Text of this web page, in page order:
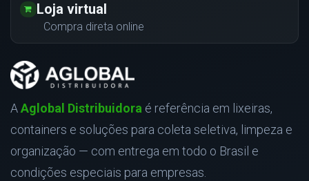
Loja virtual
Compra direta online
AAglobal Distribuidora é referência em lixeiras,
containers e soluções para coleta seletiva, limpeza e
organização — com entrega em todo o Brasil e
condições especiais para empresas.